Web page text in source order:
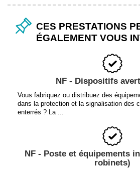
CES PRESTATIONS
ÉGALEMENT VOUS
NF - Dispositifs
Vous fabriquez ou distribuez des
dans la protection et la signalisation des
enterrés ? La ...
NF - Poste et équipements
robinets)